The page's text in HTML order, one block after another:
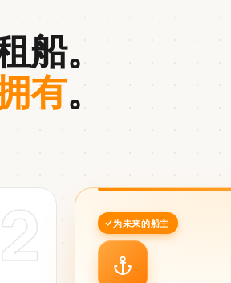
船。
有。
为未来的船主